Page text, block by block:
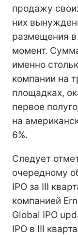
продажу
них
размещения
момент.
именно
компании на
площадках,
первое
на
6%.
Следует
очередному
IPO за III
компанией
Global IPO
IPO в III